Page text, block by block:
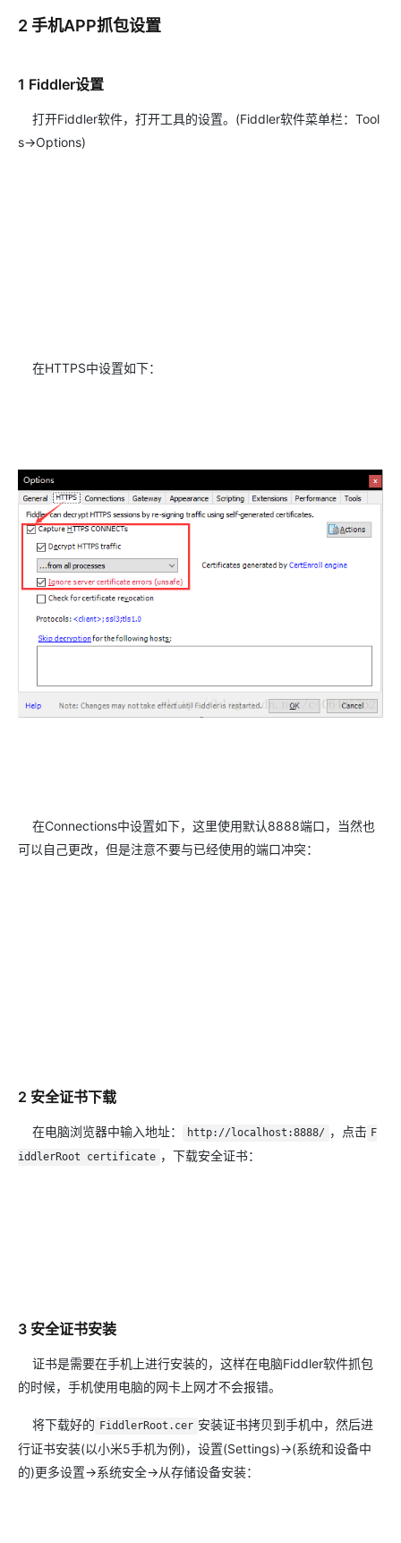
2 手机APP抓包设置
1 Fiddler设置
打开Fiddler软件，打开工具的设置。(Fiddler软件菜单栏：Tool
s->Options)
在HTTPS中设置如下：
在Connections中设置如下，这里使用默认8888端口，当然也
可以自己更改，但是注意不要与已经使用的端口冲突：
2 安全证书下载
在电脑浏览器中输入地址： http://localhost:8888/ ，点击 F
iddlerRoot certificate ，下载安全证书：
3 安全证书安装
证书是需要在手机上进行安装的，这样在电脑Fiddler软件抓包
的时候，手机使用电脑的网卡上网才不会报错。
将下载好的 FiddlerRoot.cer 安装证书拷贝到手机中，然后进
行证书安装(以小米5手机为例)，设置(Settings)->(系统和设备中
的)更多设置->系统安全->从存储设备安装：